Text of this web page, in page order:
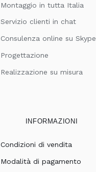
Montaggio in tutta Italia
Servizio clienti in chat
Consulenza online su Skype
Progettazione
Realizzazione su misura
INFORMAZIONI
Condizioni di vendita
Modalità di pagamento